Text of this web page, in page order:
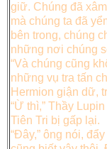
giữ. Chúng đã
mà chúng ta đã
bên trong, chúng
những nơi chúng
“Và chúng cũng
những vụ tra tấn
Hermion giận dữ,
“Ừ thì,” Thầy
Tiên Tri bị gấp lại.
“Đây,” ông nói,